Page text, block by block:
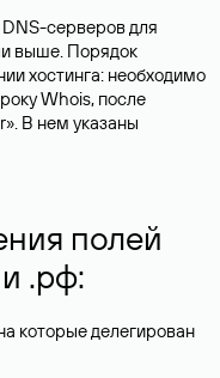
серверов для
выше. Порядок
хостинга: необходимо
Whois, после
В нем указаны
полей
.рф:
которые делегирован